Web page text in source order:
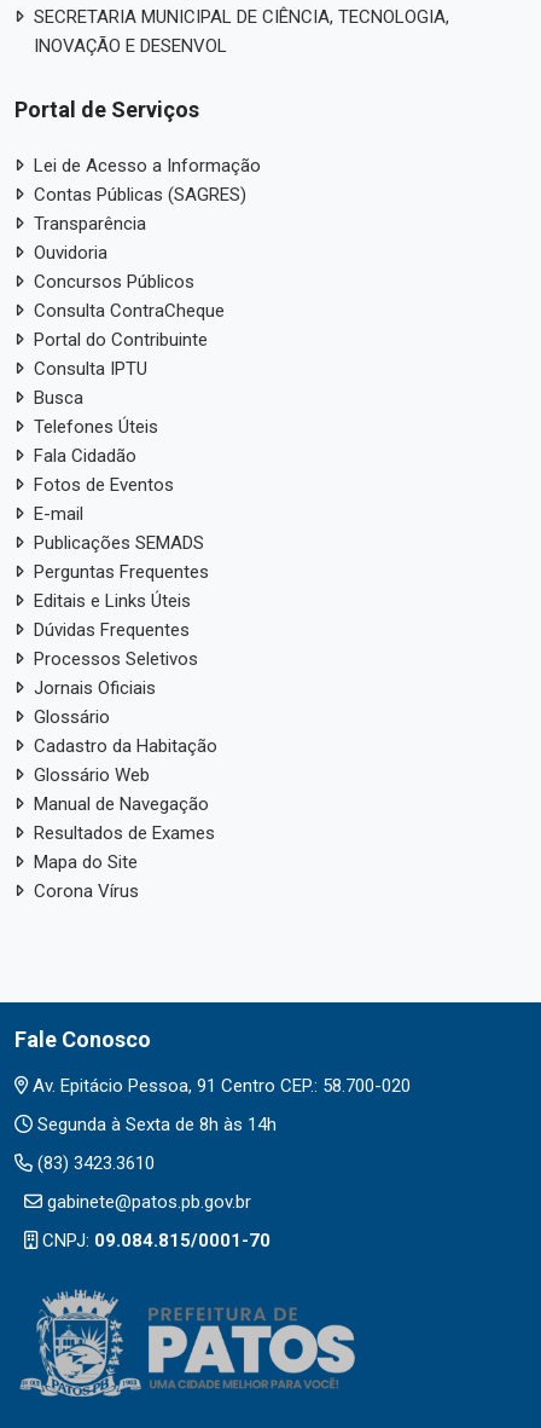
SECRETARIA MUNICIPAL DE CIÊNCIA, TECNOLOGIA,
INOVAÇÃO E DESENVOL
Portal de Serviços
Lei de Acesso a Informação
Contas Públicas (SAGRES)
Transparência
Ouvidoria
Concursos Públicos
Consulta ContraCheque
Portal do Contribuinte
Consulta IPTU
Busca
Telefones Úteis
Fala Cidadão
Fotos de Eventos
E-mail
Publicações SEMADS
Perguntas Frequentes
Editais e Links Úteis
Dúvidas Frequentes
Processos Seletivos
Jornais Oficiais
Glossário
Cadastro da Habitação
Glossário Web
Manual de Navegação
Resultados de Exames
Mapa do Site
Corona Vírus
Fale Conosco
Av. Epitácio Pessoa, 91 Centro CEP.: 58.700-020
Segunda à Sexta de 8h às 14h
(83) 3423.3610
gabinete@patos.pb.gov.br
CNPJ: 09.084.815/0001-70